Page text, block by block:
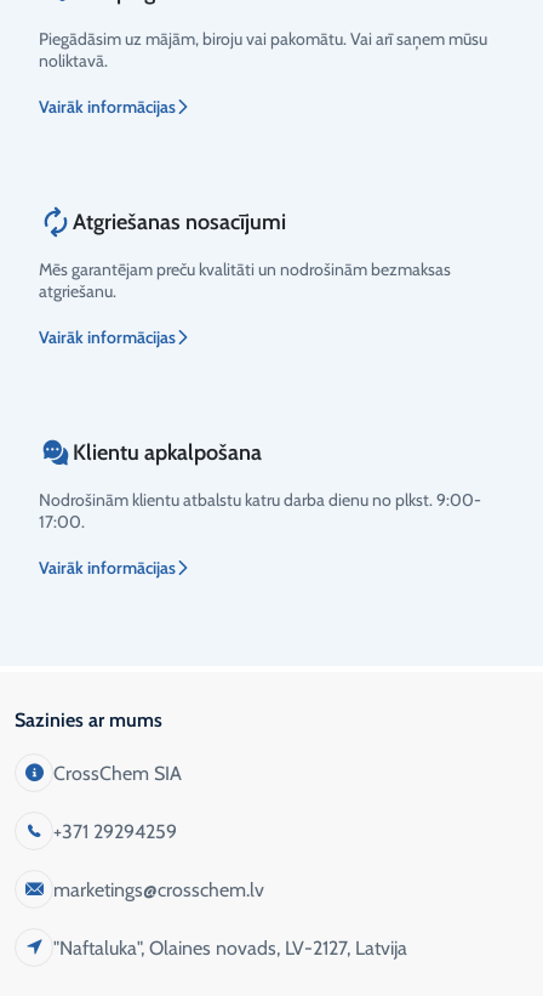
Piegādāsim uz mājām, biroju vai pakomātu. Vai arī saņem mūsu
noliktavā.
Vairāk informācijas
Atgriešanas nosacījumi
Mēs garantējam preču kvalitāti un nodrošinām bezmaksas
atgriešanu.
Vairāk informācijas
Klientu apkalpošana
Nodrošinām klientu atbalstu katru darba dienu no plkst. 9:00-
17:00.
Vairāk informācijas
Sazinies ar mums
CrossChem SIA
+371 29294259
marketings@crosschem.lv
"Naftaluka", Olaines novads, LV-2127, Latvija